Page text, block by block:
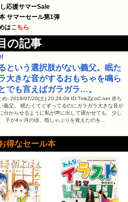
応援サマーSale
サマーセール第1弾
はこちら
の記事
という選択肢がない義父。眠た
大きな音がするおもちゃを鳴ら
でも言えばガラガラ…。
- 2019/07/20(土) 20:28:09 ID:TmkZjcoC.net 赤ち
義父。 眠たくてぐずってるのにガラガラ大きな音が
からせるように私が声に出して寝かせても、少し
子が4ヶ月の頃、指しゃぶりを覚えたのを…
得なセール本